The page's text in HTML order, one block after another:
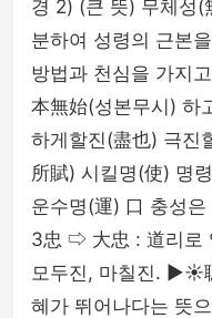
경 2) (큰 뜻) 무체성(
분하여 성령의 근본
방법과 천심을 가지
本無始(성본무시) 하
하게할진(盡也) 극진
所賦) 시킬명(使) 명
운수명(運) 口 충성
3忠 ⇨ 大忠 : 道리로
모두진, 마칠진. ▶☀
혜가 뛰어나다는 뜻